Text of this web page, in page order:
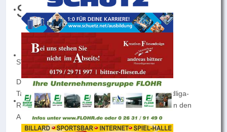
Saisonauftakt
SV Weitersburg – SG Mülheim-Kärlich II 5:1 (2:0)
Der SV Weitersburg, in der vergangenen Saison
Tabellenvierter, traf zum Auftakt auf die Rheinlandliga-
Reserve der SG Mülheim-Kärlich, die lange gegen den
Abstieg kämpfte.